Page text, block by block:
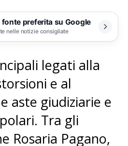
preferita su Google
nelle notizie consigliate
legati alla
e al
aste giudiziarie e
Tra gli
Rosaria Pagano,